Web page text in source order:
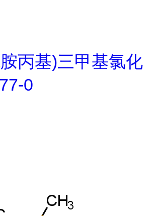
丙基)三甲基氯化
0